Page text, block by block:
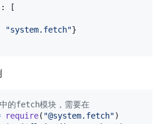
:
[
"system.fetch"}
的fetch模块，需要在
require( "@system.fetch")